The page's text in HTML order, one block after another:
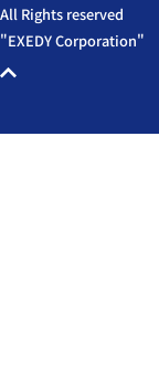
All Rights reserved
"EXEDY Corporation"